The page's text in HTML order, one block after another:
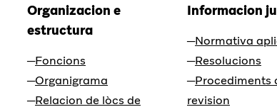
Organizacion e
estructura
Foncions
Organigrama
Relacion de lòcs de
Informacion
Normativa
Resolucions
Procediments
revision